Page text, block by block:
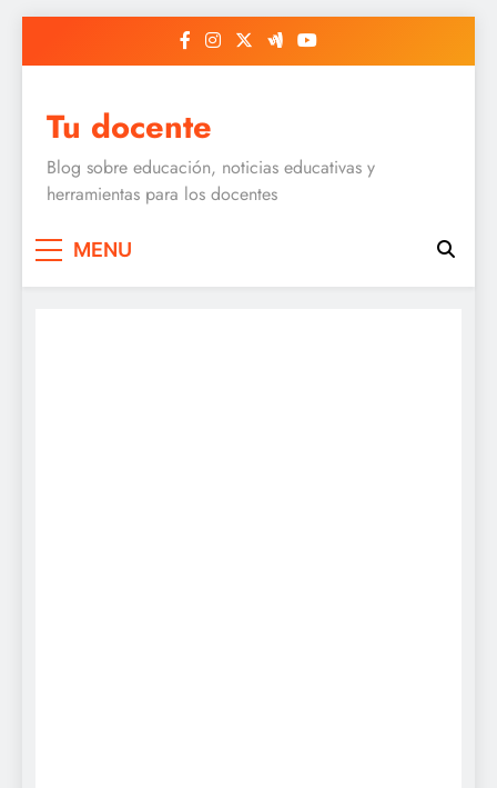
Tu docente
Blog sobre educación, noticias educativas y
herramientas para los docentes
MENU